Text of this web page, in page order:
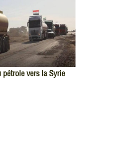
pétrole vers la Syrie